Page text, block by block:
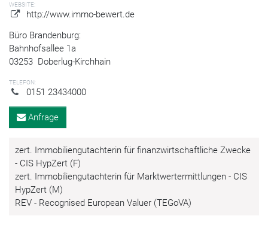
WEBSITE:
http://www.immo-bewert.de
Büro Brandenburg:
Bahnhofsallee 1a
03253 Doberlug-Kirchhain
TELEFON:
0151 23434000
Anfrage
zert. Immobiliengutachterin für finanzwirtschaftliche Zwecke
- CIS HypZert (F)
zert. Immobiliengutachterin für Marktwertermittlungen - CIS
HypZert (M)
REV - Recognised European Valuer (TEGoVA)